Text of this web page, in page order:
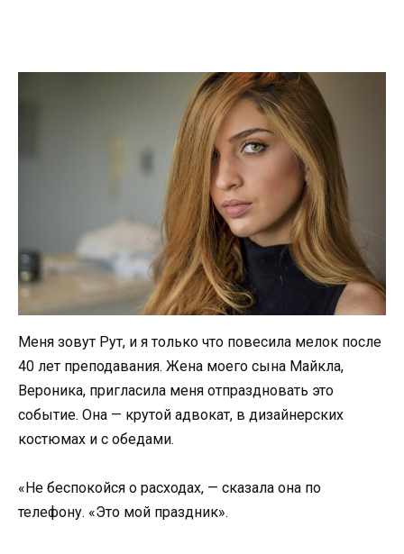
Меня зовут Рут, и я только что повесила мелок после
40 лет преподавания. Жена моего сына Майкла,
Вероника, пригласила меня отпраздновать это
событие. Она — крутой адвокат, в дизайнерских
костюмах и с обедами.
«Не беспокойся о расходах, — сказала она по
телефону. «Это мой праздник».